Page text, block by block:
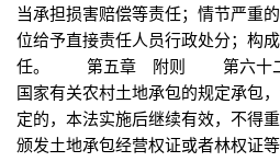
当承担损害赔偿等责任；情节严重
位给予直接责任人员行政处分；构
任。 第五章 附则 第六十二
国家有关农村土地承包的规定承包
定的，本法实施后继续有效，不得
颁发土地承包经营权证或者林权证